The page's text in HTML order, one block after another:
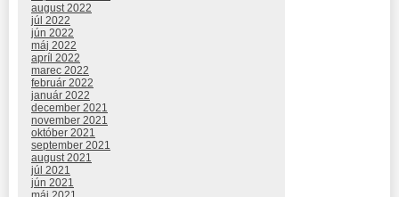
august 2022
júl 2022
jún 2022
máj 2022
apríl 2022
marec 2022
február 2022
január 2022
december 2021
november 2021
október 2021
september 2021
august 2021
júl 2021
jún 2021